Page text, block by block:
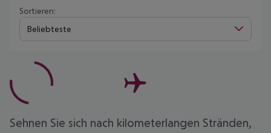
Sortieren:
Beliebteste
Sehnen Sie sich nach kilometerlangen Stränden,